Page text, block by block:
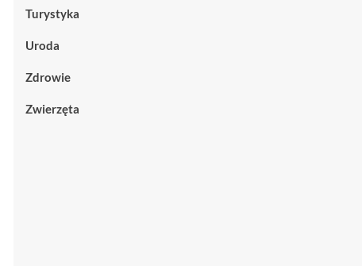
Turystyka
Uroda
Zdrowie
Zwierzęta